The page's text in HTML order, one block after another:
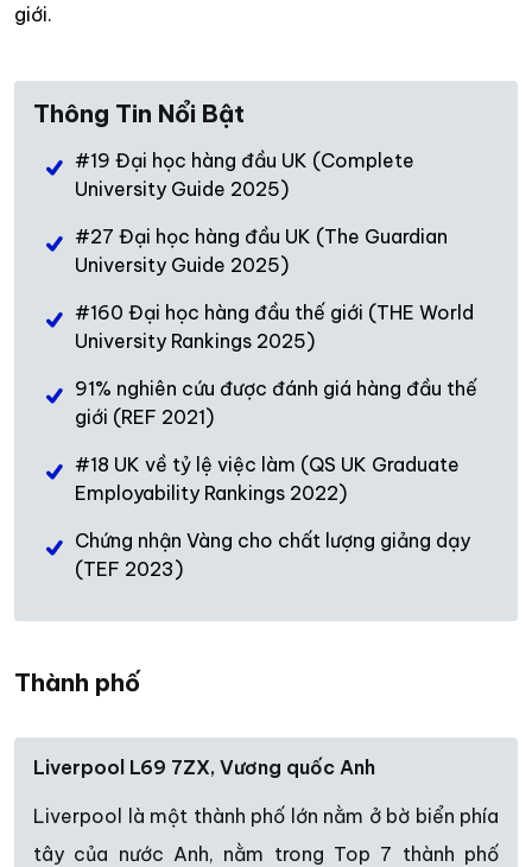
giới.
Thông Tin Nổi Bật
#19 Đại học hàng đầu UK (Complete
University Guide 2025)
#27 Đại học hàng đầu UK (The Guardian
University Guide 2025)
#160 Đại học hàng đầu thế giới (THE World
University Rankings 2025)
91% nghiên cứu được đánh giá hàng đầu thế
giới (REF 2021)
#18 UK về tỷ lệ việc làm (QS UK Graduate
Employability Rankings 2022)
Chứng nhận Vàng cho chất lượng giảng dạy
(TEF 2023)
Thành phố
Liverpool L69 7ZX, Vương quốc Anh
Liverpool là một thành phố lớn nằm ở bờ biển phía
tây của nước Anh, nằm trong Top 7 thành phố